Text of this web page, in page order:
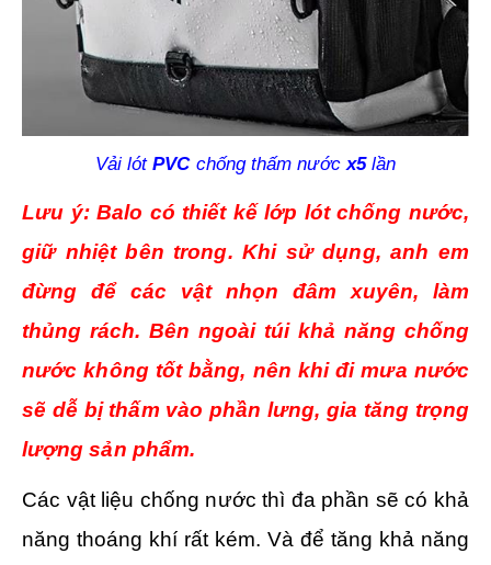
Vải lótPVCchống thấm nước x5lần
Lưu ý: Balo có thiết kế lớp lót chống nước,
giữ nhiệt bên trong. Khi sử dụng, anh em
đừng để các vật nhọn đâm xuyên, làm
thủng rách. Bên ngoài túi khả năng chống
nước không tốt bằng, nên khi đi mưa nước
sẽ dễ bị thấm vào phần lưng, gia tăng trọng
lượng sản phẩm.
Các vật liệu chống nước thì đa phần sẽ có khả
năng thoáng khí rất kém. Và để tăng khả năng